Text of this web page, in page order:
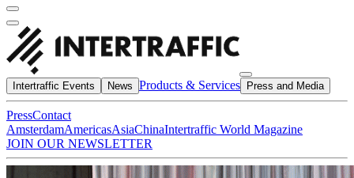
Intertraffic Events News Products & Services Press and Media
PressContact
AmsterdamAmericasAsiaChinaIntertraffic World Magazine
JOIN OUR NEWSLETTER